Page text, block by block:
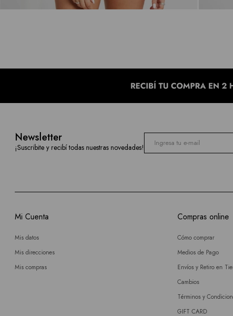
Newsletter
¡Suscribite y recibí todas nuestras novedades!
Mi Cuenta
Mis datos
Mis direcciones
Mis compras
Compras online
Cómo comprar
Medios de Pago
Envíos y Retiro en
Cambios
Términos y
GIFT CARD